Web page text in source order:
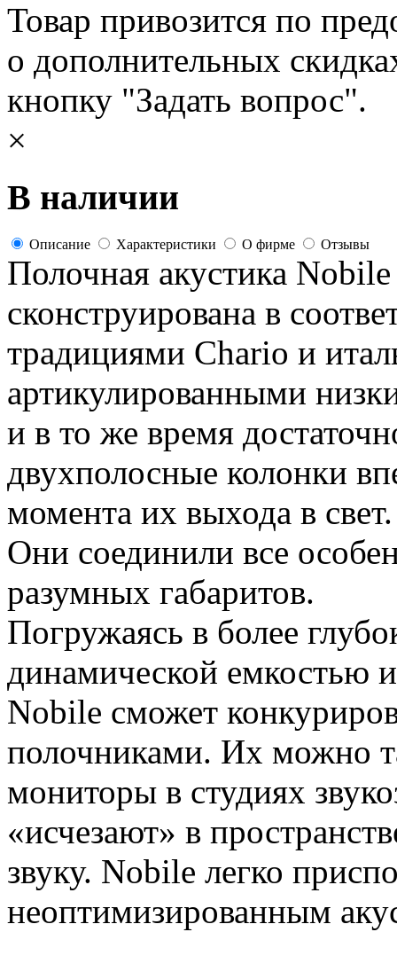
Товар привозится по
о дополнительных
кнопку "Задать вопрос".
×
В наличии
Описание Характеристики О фирме Отзывы
Полочная акустика
сконструирована в
традициями Chario и
артикулированными
и в то же время
двухполосные колонки
момента их выхода в свет.
Они соединили все
разумных габаритов.
Погружаясь в более
динамической емкостью
Nobile сможет
полочниками. Их можно
мониторы в студиях
«исчезают» в
звуку. Nobile легко
неоптимизированным